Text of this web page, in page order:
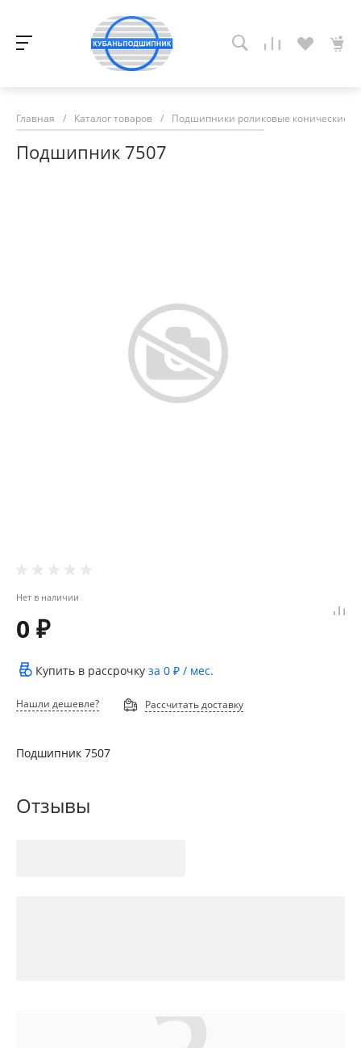
Главная / Каталог товаров / Подшипники роликовые конические
Подшипник 7507
Нет в наличии
0 ₽
Купить в рассрочку за 0 ₽ / мес.
Нашли дешевле? Рассчитать доставку
Подшипник 7507
Отзывы